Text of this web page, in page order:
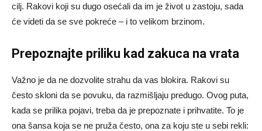
cilj. Rakovi koji su dugo osećali da im je život u zastoju, sada
će videti da se sve pokreće – i to velikom brzinom.
Prepoznajte priliku kad zakuca na vrata
Važno je da ne dozvolite strahu da vas blokira. Rakovi su
često skloni da se povuku, da razmišljaju predugo. Ovog puta,
kada se prilika pojavi, treba da je prepoznate i prihvatite. To je
ona šansa koja se ne pruža često, ona za koju ste u sebi rekli: